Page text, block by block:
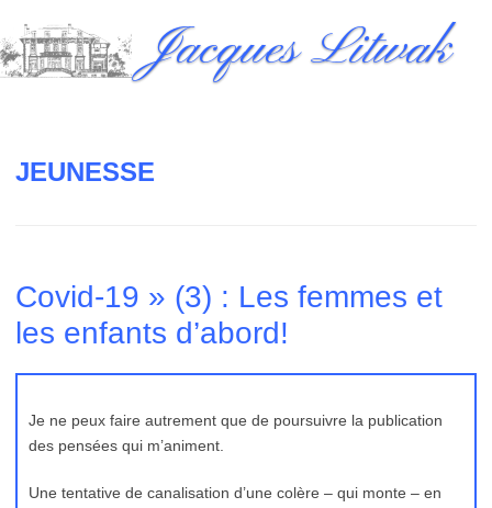
to
content
Jacques Litwak
JEUNESSE
Covid-19 » (3) : Les femmes et
les enfants d’abord!
Je ne peux faire autrement que de poursuivre la publication
des pensées qui m’animent.
Une tentative de canalisation d’une colère – qui monte – en